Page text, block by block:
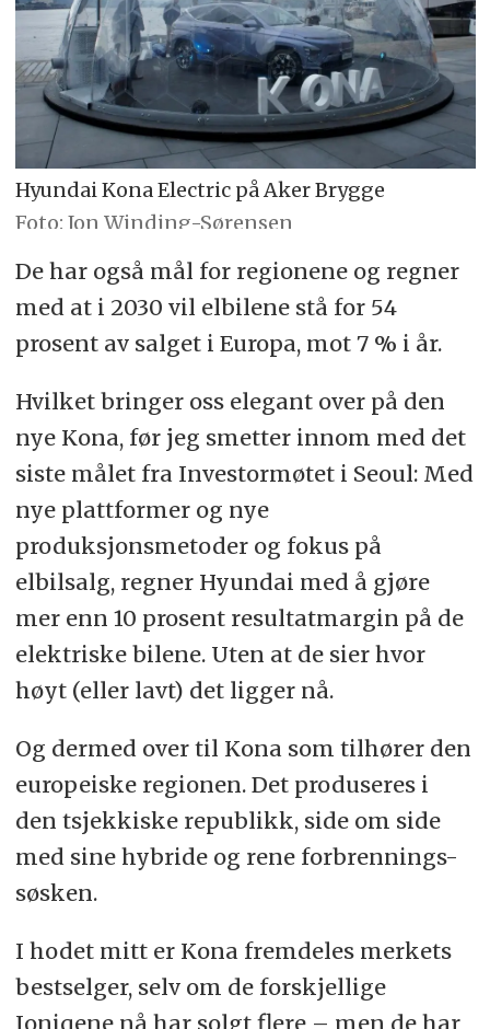
Hyundai Kona Electric på Aker Brygge
Foto: Jon Winding-Sørensen
De har også mål for regionene og regner
med at i 2030 vil elbilene stå for 54
prosent av salget i Europa, mot 7 % i år.
Hvilket bringer oss elegant over på den
nye Kona, før jeg smetter innom med det
siste målet fra Investormøtet i Seoul: Med
nye plattformer og nye
produksjonsmetoder og fokus på
elbilsalg, regner Hyundai med å gjøre
mer enn 10 prosent resultatmargin på de
elektriske bilene. Uten at de sier hvor
høyt (eller lavt) det ligger nå.
Og dermed over til Kona som tilhører den
europeiske regionen. Det produseres i
den tsjekkiske republikk, side om side
med sine hybride og rene forbrennings-
søsken.
I hodet mitt er Kona fremdeles merkets
bestselger, selv om de forskjellige
Ioniqene nå har solgt flere – men de har